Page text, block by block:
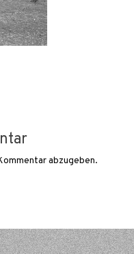
abzugeben.